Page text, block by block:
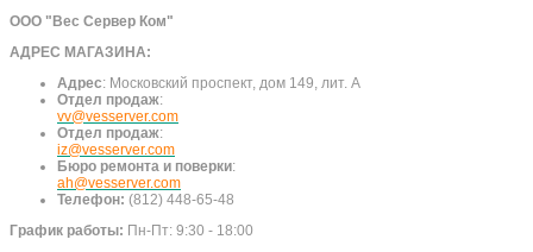
ООО "Вес Сервер Ком"
АДРЕС МАГАЗИНА:
Адрес: Московский проспект, дом 149, лит. А
Отдел продаж:
vv@vesserver.com
Отдел продаж:
iz@vesserver.com
Бюро ремонта и поверки:
ah@vesserver.com
Телефон: (812) 448-65-48
График работы: Пн-Пт: 9:30 - 18:00